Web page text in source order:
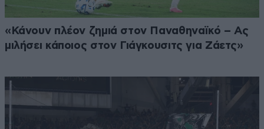
«Κάνουν πλέον ζημιά στον Παναθηναϊκό – Ας
μιλήσει κάποιος στον Γιάγκουσιτς για Ζάετς»